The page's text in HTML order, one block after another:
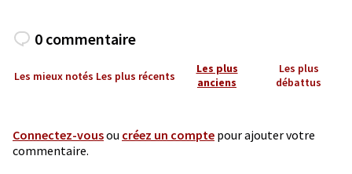
0 commentaire
Les mieux notés Les plus récents
Les plus
anciens
Les plus
débattus
Connectez-vousou créez un compte pour ajouter votre
commentaire.